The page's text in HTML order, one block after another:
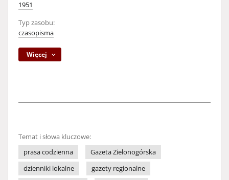
1951
Typ zasobu:
czasopisma
Więcej
Temat i słowa kluczowe:
prasa codzienna
Gazeta Zielonogórska
dzienniki lokalne
gazety regionalne